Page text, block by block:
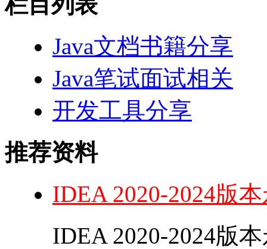
Java文档书籍分享
Java笔试面试相关
开发工具分享
推荐资料
IDEA 2020-2024版
IDEA 2020-2024版